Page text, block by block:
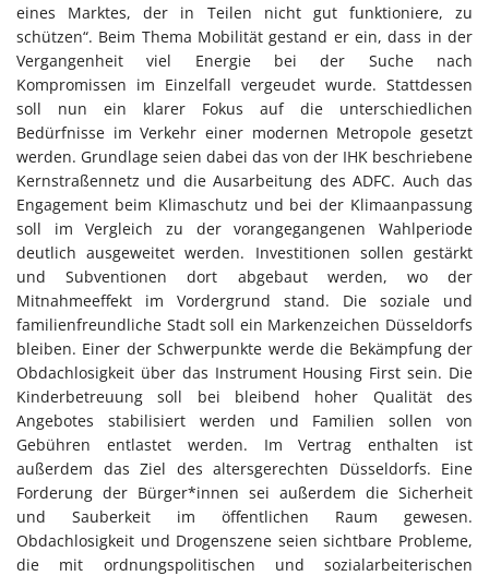
eines Marktes, der in Teilen nicht gut funktioniere, zu
schützen“. Beim Thema Mobilität gestand er ein, dass in der
Vergangenheit viel Energie bei der Suche nach
Kompromissen im Einzelfall vergeudet wurde. Stattdessen
soll nun ein klarer Fokus auf die unterschiedlichen
Bedürfnisse im Verkehr einer modernen Metropole gesetzt
werden. Grundlage seien dabei das von der IHK beschriebene
Kernstraßennetz und die Ausarbeitung des ADFC. Auch das
Engagement beim Klimaschutz und bei der Klimaanpassung
soll im Vergleich zu der vorangegangenen Wahlperiode
deutlich ausgeweitet werden. Investitionen sollen gestärkt
und Subventionen dort abgebaut werden, wo der
Mitnahmeeffekt im Vordergrund stand. Die soziale und
familienfreundliche Stadt soll ein Markenzeichen Düsseldorfs
bleiben. Einer der Schwerpunkte werde die Bekämpfung der
Obdachlosigkeit über das Instrument Housing First sein. Die
Kinderbetreuung soll bei bleibend hoher Qualität des
Angebotes stabilisiert werden und Familien sollen von
Gebühren entlastet werden. Im Vertrag enthalten ist
außerdem das Ziel des altersgerechten Düsseldorfs. Eine
Forderung der Bürger*innen sei außerdem die Sicherheit
und Sauberkeit im öffentlichen Raum gewesen.
Obdachlosigkeit und Drogenszene seien sichtbare Probleme,
die mit ordnungspolitischen und sozialarbeiterischen